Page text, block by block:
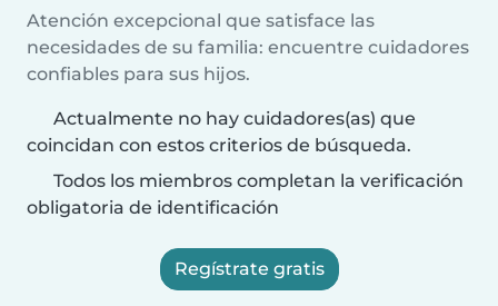
Atención excepcional que satisface las
necesidades de su familia: encuentre cuidadores
confiables para sus hijos.
Actualmente no hay cuidadores(as) que
coincidan con estos criterios de búsqueda.
Todos los miembros completan la verificación
obligatoria de identificación
Regístrate gratis